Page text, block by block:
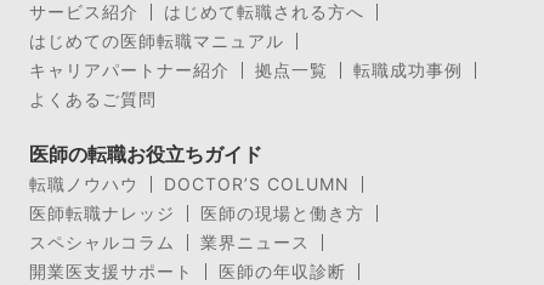
サービス紹介
はじめて転職される方へ
はじめての医師転職マニュアル
キャリアパートナー紹介
拠点一覧
転職成功事例
よくあるご質問
医師の転職お役立ちガイド
転職ノウハウ
DOCTOR’S COLUMN
医師転職ナレッジ
医師の現場と働き方
スペシャルコラム
業界ニュース
開業医支援サポート
医師の年収診断